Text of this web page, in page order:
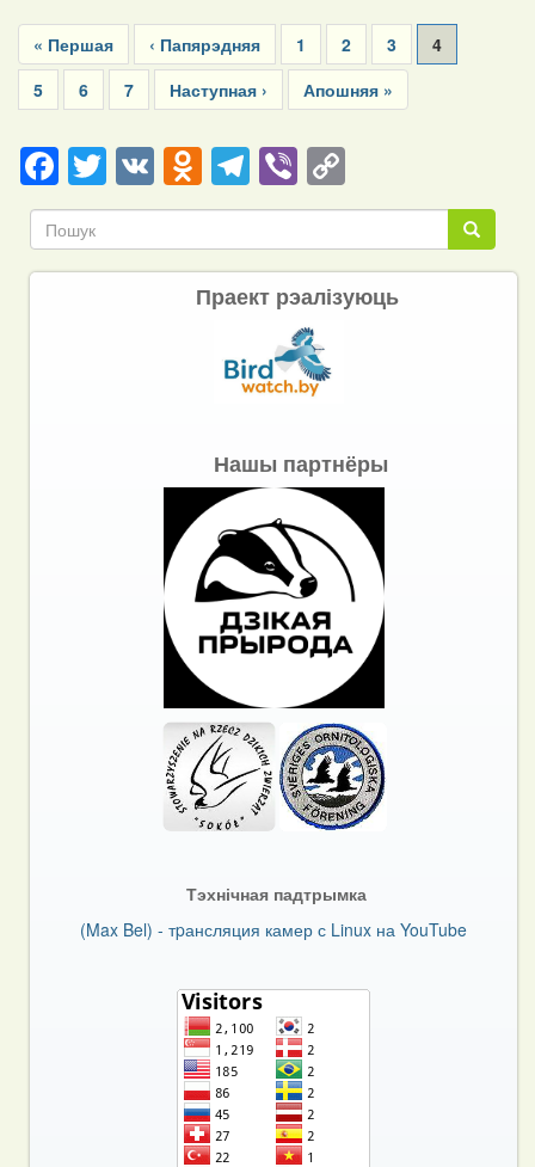
Pagination
First
page
« Першая
Previous
page
‹ Папярэдняя Page
1 Page
2 Page
3
Current
page
4
Page
5 Page
6 Page
7
Next
page
Наступная ›
Last
page
Апошняя »
Facebook
Twitter
VKOdnoklassniki
Telegram
ViberCopy
Link Пошук
Пошук
Праект рэалізуюць
Нашы партнёры
Тэхнічная падтрымка
(Max Bel) - тpансляция камер с Linux на YouTube